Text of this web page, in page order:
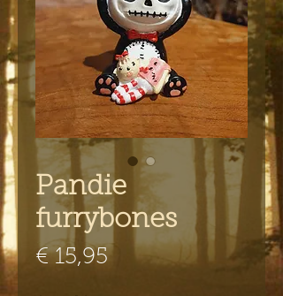
Pandie
furrybones
€ 15,95Prijs